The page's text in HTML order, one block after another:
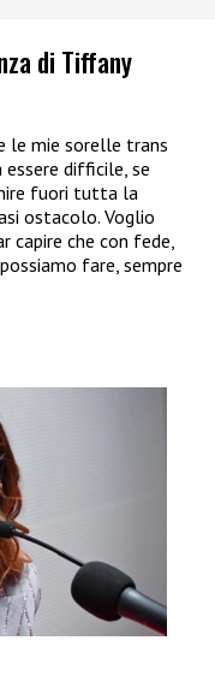
di Tiffany
le mie sorelle trans
difficile, se
fuori tutta la
ostacolo. Voglio
capire che con fede,
fare, sempre